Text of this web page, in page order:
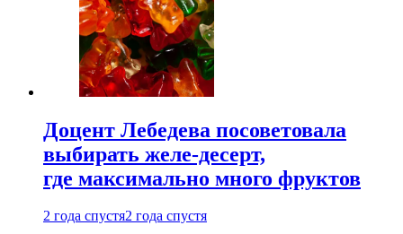
Доцент Лебедева посоветовала
выбирать желе-десерт,
где максимально много фруктов
2 года спустя2 года спустя